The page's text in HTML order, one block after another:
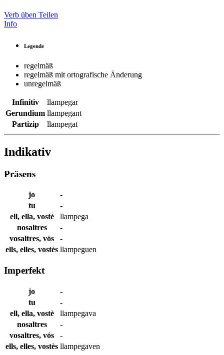
Verb üben Teilen
Info
Legende
regelmäß
regelmäß mit ortografische Änderung
unregelmäß
Infinitiv
llampegar
Gerundium llampegant
Partizip
llampegat
Indikativ
Präsens
jo
-
tu
-
ell, ella, vostè
llampega
nosaltres
-
vosaltres, vós
-
ells, elles, vostès llampeguen
Imperfekt
jo
-
tu
-
ell, ella, vostè
llampegava
nosaltres
-
vosaltres, vós
-
ells, elles, vostès llampegaven